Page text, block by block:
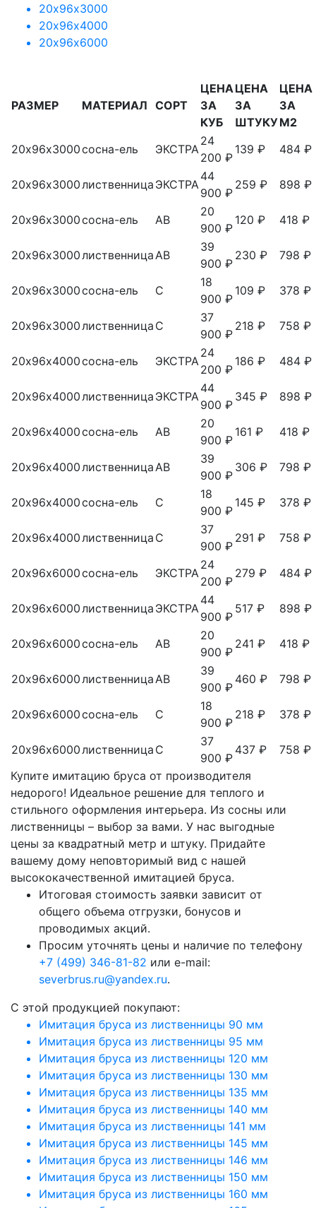
20х96х3000
20х96х4000
20х96х6000
РАЗМЕР МАТЕРИАЛ СОРТ
ЦЕНА
ЗА
КУБ
ЦЕНА
ЗА
ШТУКУ
ЦЕНА
ЗА
М2
20х96х3000сосна-ель ЭКСТРА
24
200 ₽
139 ₽ 484 ₽
20х96х3000лиственница ЭКСТРА
44
900 ₽
259 ₽ 898 ₽
20х96х3000сосна-ель АВ
20
900 ₽
120 ₽ 418 ₽
20х96х3000лиственница АВ
39
900 ₽
230 ₽ 798 ₽
20х96х3000сосна-ель С
18
900 ₽
109 ₽ 378 ₽
20х96х3000лиственница С
37
900 ₽
218 ₽ 758 ₽
20х96х4000сосна-ель ЭКСТРА
24
200 ₽
186 ₽ 484 ₽
20х96х4000лиственница ЭКСТРА
44
900 ₽
345 ₽ 898 ₽
20х96х4000сосна-ель АВ
20
900 ₽
161 ₽ 418 ₽
20х96х4000лиственница АВ
39
900 ₽
306 ₽ 798 ₽
20х96х4000сосна-ель С
18
900 ₽
145 ₽ 378 ₽
20х96х4000лиственница С
37
900 ₽
291 ₽ 758 ₽
20х96х6000сосна-ель ЭКСТРА
24
200 ₽
279 ₽ 484 ₽
20х96х6000лиственница ЭКСТРА
44
900 ₽
517 ₽ 898 ₽
20х96х6000сосна-ель АВ
20
900 ₽
241 ₽ 418 ₽
20х96х6000лиственница АВ
39
900 ₽
460 ₽ 798 ₽
20х96х6000сосна-ель С
18
900 ₽
218 ₽ 378 ₽
20х96х6000лиственница С
37
900 ₽
437 ₽
758 ₽
Купите имитацию бруса от производителя
недорого! Идеальное решение для теплого и
стильного оформления интерьера. Из сосны или
лиственницы – выбор за вами. У нас выгодные
цены за квадратный метр и штуку. Придайте
вашему дому неповторимый вид с нашей
высококачественной имитацией бруса.
Итоговая стоимость заявки зависит от
общего объема отгрузки, бонусов и
проводимых акций.
Просим уточнять цены и наличие по телефону
+7 (499) 346-81-82 или e-mail:
severbrus.ru@yandex.ru.
C этой продукцией покупают:
Имитация бруса из лиственницы 90 мм
Имитация бруса из лиственницы 95 мм
Имитация бруса из лиственницы 120 мм
Имитация бруса из лиственницы 130 мм
Имитация бруса из лиственницы 135 мм
Имитация бруса из лиственницы 140 мм
Имитация бруса из лиственницы 141 мм
Имитация бруса из лиственницы 145 мм
Имитация бруса из лиственницы 146 мм
Имитация бруса из лиственницы 150 мм
Имитация бруса из лиственницы 160 мм